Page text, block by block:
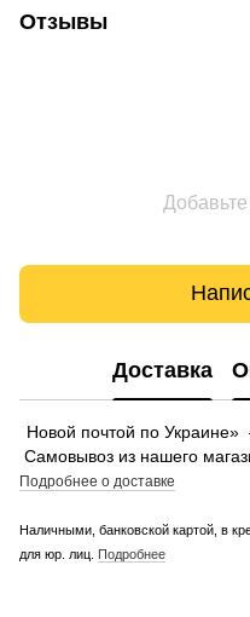
Отзывы
Доставка
Новой почтой по
Самовывоз из нашего
Подробнее о доставке
Наличными, банковской картой, в
для юр. лиц. Подробнее